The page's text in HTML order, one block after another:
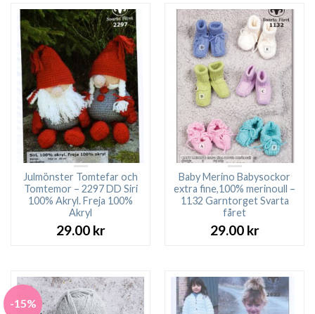
Julmönster Tomtefar och
Tomtemor – 2297 DD Siri
100% Akryl. Freja 100%
Akryl
29.00 kr
Baby Merino Babysockor
extra fine,100% merinoull –
1132 Garntorget Svarta
fåret
29.00 kr
-15%